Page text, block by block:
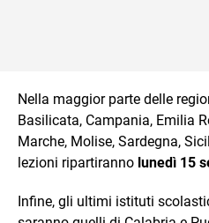
Nella maggior parte delle
Basilicata, Campania, Emilia
Marche, Molise, Sardegna,
lezioni ripartiranno lunedì 15
Infine, gli ultimi istituti